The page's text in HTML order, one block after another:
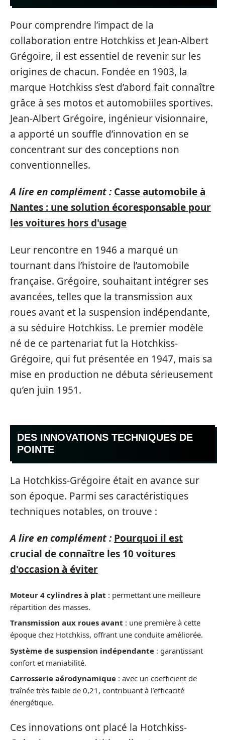
Pour comprendre l’impact de la
collaboration entre Hotchkiss et Jean-Albert
Grégoire, il est essentiel de revenir sur les
origines de chacun. Fondée en 1903, la
marque Hotchkiss s’est d’abord fait connaître
grâce à ses motos et automobiiles sportives.
Jean-Albert Grégoire, ingénieur visionnaire,
a apporté un souffle d’innovation en se
concentrant sur des conceptions non
conventionnelles.
A lire en complément : Casse automobile à
Nantes : une solution écoresponsable pour
les voitures hors d'usage
Leur rencontre en 1946 a marqué un
tournant dans l’histoire de l’automobile
française. Grégoire, souhaitant intégrer ses
avancées, telles que la transmission aux
roues avant et la suspension indépendante,
a su séduire Hotchkiss. Le premier modèle
né de ce partenariat fut la Hotchkiss-
Grégoire, qui fut présentée en 1947, mais sa
mise en production ne débuta sérieusement
qu’en juin 1951.
DES INNOVATIONS TECHNIQUES DE
POINTE
La Hotchkiss-Grégoire était en avance sur
son époque. Parmi ses caractéristiques
techniques notables, on trouve :
A lire en complément : Pourquoi il est
crucial de connaître les 10 voitures
d'occasion à éviter
Moteur 4 cylindres à plat : permettant une meilleure
répartition des masses.
Transmission aux roues avant : une première à cette
époque chez Hotchkiss, offrant une conduite améliorée.
Système de suspension indépendante : garantissant
confort et maniabilité.
Carrosserie aérodynamique : avec un coefficient de
traînée très faible de 0,21, contribuant à l’efficacité
énergétique.
Ces innovations ont placé la Hotchkiss-